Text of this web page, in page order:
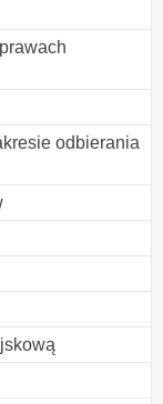
odbierania